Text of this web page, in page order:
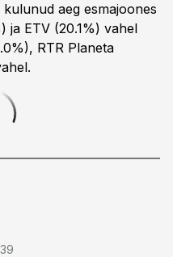
aeg esmajoones
ja ETV (20.1%) vahel
RTR Planeta